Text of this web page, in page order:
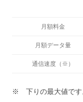
月額料金
月額データ量
通信速度（※）
※ 下りの最大値です